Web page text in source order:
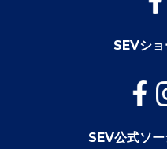
SEVシ
SEV公式ソ